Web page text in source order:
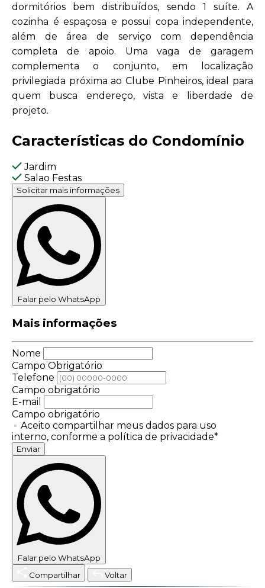
dormitórios bem distribuídos, sendo 1 suíte. A
cozinha é espaçosa e possui copa independente,
além de área de serviço com dependência
completa de apoio. Uma vaga de garagem
complementa o conjunto, em localização
privilegiada próxima ao Clube Pinheiros, ideal para
quem busca endereço, vista e liberdade de
projeto.
Características do Condomínio
Jardim
Salao Festas
Solicitar mais informações
Falar pelo WhatsApp
Mais informações
Nome
Campo Obrigatório
Telefone
Campo obrigatório
E-mail
Campo obrigatório
Aceito compartilhar meus dados para uso
interno, conforme a política de privacidade*
Enviar
Falar pelo WhatsApp
Compartilhar
Voltar